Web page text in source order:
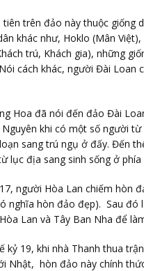
tiên trên đảo này thuộc giống
khác như, Hoklo (Mân
trú, Khách gia), những
cách khác, người Đài Loan
Hoa đã nói đến đảo Đài
khi có một số người từ
sang trú ngụ ở đấy. Đến
lục địa sang sinh sống ở
người Hòa Lan chiếm hòn
nghĩa hòn đảo đẹp). Sau đó
Lan và Tây Ban Nha để
kỷ 19, khi nhà Thanh thua
Nhật, hòn đảo này chính